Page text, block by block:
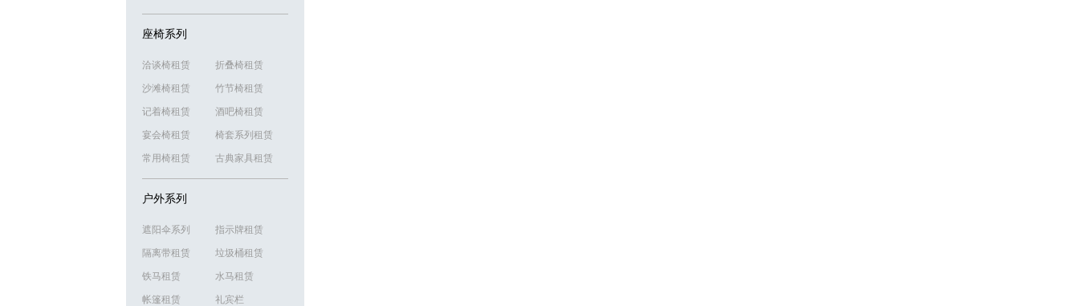
座椅系列
洽谈椅租赁 折叠椅租赁
沙滩椅租赁 竹节椅租赁
记着椅租赁 酒吧椅租赁
宴会椅租赁 椅套系列租赁
常用椅租赁 古典家具租赁
户外系列
遮阳伞系列 指示牌租赁
隔离带租赁 垃圾桶租赁
铁马租赁 水马租赁
帐篷租赁 礼宾栏